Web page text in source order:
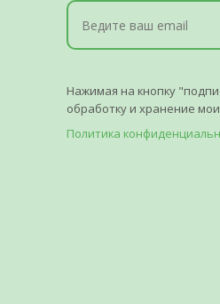
Нажимая на кнопку
обработку и хранение
Политика